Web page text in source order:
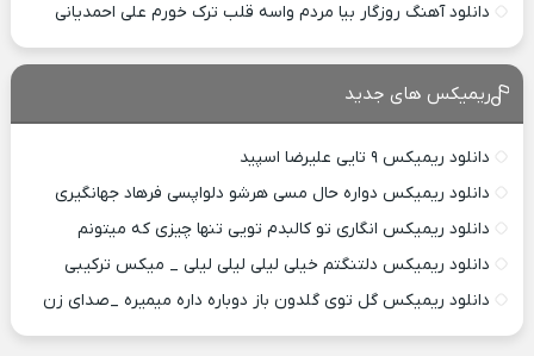
دانلود آهنگ روزگار بیا مردم واسه قلب ترک خورم علی احمدیانی
ریمیکس های جدید
دانلود ریمیکس ۹ تایی علیرضا اسپید
دانلود ریمیکس دواره حال مسی هرشو دلواپسی فرهاد جهانگیری
دانلود ریمیکس انگاری تو کالبدم تویی تنها چیزی که میتونم
دانلود ریمیکس دلتنگتم خیلی لیلی لیلی لیلی _ میکس ترکیبی
دانلود ریمیکس گل توی گلدون باز دوباره داره میمیره _صدای زن